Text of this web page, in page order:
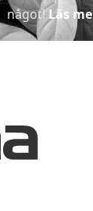
något!Läs